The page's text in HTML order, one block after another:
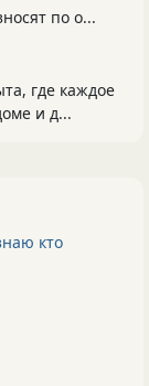
по о...
где каждое
и д...
кто